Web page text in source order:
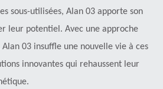
sous-utilisées, Alan 03 apporte son
leur potentiel. Avec une approche
03 insuffle une nouvelle vie à ces
innovantes qui rehaussent leur